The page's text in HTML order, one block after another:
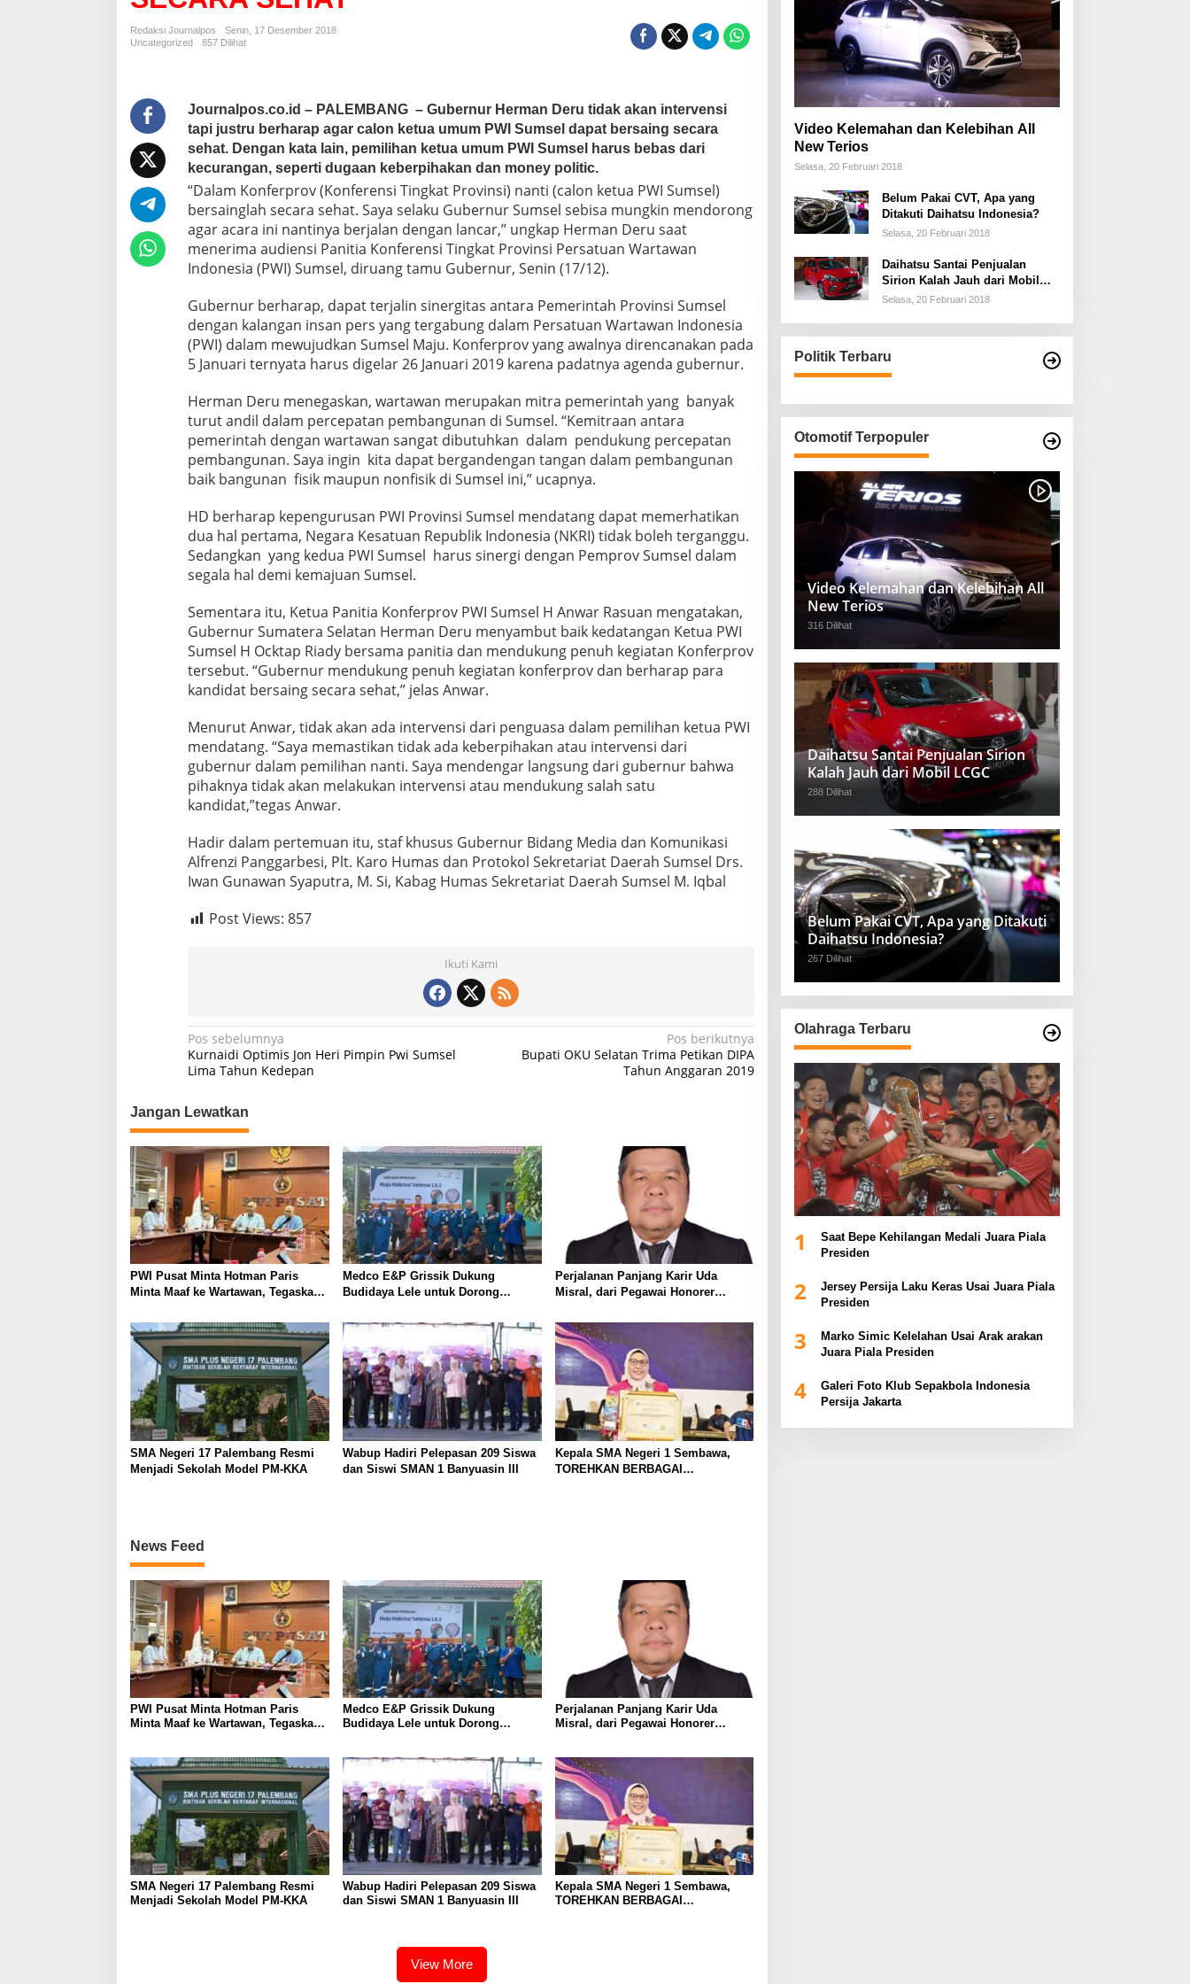
A
I
V
E
N
S
I
,
G
U
B
E
R
N
U
R
M
I
N
T
C
A
L
O
K
T
U
A
W
S
U
M
E
L
E
R
A
I
N
S
C
A
A
Redaksi Journalpos
Senin, 17 Desember 2018
Uncategorized
857 Dilihat
Journalpos.co.id – PALEMBANG – Gubernur Herman Deru tidak akan intervensi
tapi justru berharap agar calon ketua umum PWI Sumsel dapat bersaing secara
sehat. Dengan kata lain, pemilihan ketua umum PWI Sumsel harus bebas dari
kecurangan, seperti dugaan keberpihakan dan money politic.
“Dalam Konferprov (Konferensi Tingkat Provinsi) nanti (calon ketua PWI Sumsel)
bersainglah secara sehat. Saya selaku Gubernur Sumsel sebisa mungkin mendorong
agar acara ini nantinya berjalan dengan lancar,” ungkap Herman Deru saat
menerima audiensi Panitia Konferensi Tingkat Provinsi Persatuan Wartawan
Indonesia (PWI) Sumsel, diruang tamu Gubernur, Senin (17/12).
Gubernur berharap, dapat terjalin sinergitas antara Pemerintah Provinsi Sumsel
dengan kalangan insan pers yang tergabung dalam Persatuan Wartawan Indonesia
(PWI) dalam mewujudkan Sumsel Maju. Konferprov yang awalnya direncanakan pada
5 Januari ternyata harus digelar 26 Januari 2019 karena padatnya agenda gubernur.
Herman Deru menegaskan, wartawan merupakan mitra pemerintah yang banyak
turut andil dalam percepatan pembangunan di Sumsel. “Kemitraan antara
pemerintah dengan wartawan sangat dibutuhkan dalam pendukung percepatan
pembangunan. Saya ingin kita dapat bergandengan tangan dalam pembangunan
baik bangunan fisik maupun nonfisik di Sumsel ini,” ucapnya.
HD berharap kepengurusan PWI Provinsi Sumsel mendatang dapat memerhatikan
dua hal pertama, Negara Kesatuan Republik Indonesia (NKRI) tidak boleh terganggu.
Sedangkan yang kedua PWI Sumsel harus sinergi dengan Pemprov Sumsel dalam
segala hal demi kemajuan Sumsel.
Sementara itu, Ketua Panitia Konferprov PWI Sumsel H Anwar Rasuan mengatakan,
Gubernur Sumatera Selatan Herman Deru menyambut baik kedatangan Ketua PWI
Sumsel H Ocktap Riady bersama panitia dan mendukung penuh kegiatan Konferprov
tersebut. “Gubernur mendukung penuh kegiatan konferprov dan berharap para
kandidat bersaing secara sehat,” jelas Anwar.
Menurut Anwar, tidak akan ada intervensi dari penguasa dalam pemilihan ketua PWI
mendatang. “Saya memastikan tidak ada keberpihakan atau intervensi dari
gubernur dalam pemilihan nanti. Saya mendengar langsung dari gubernur bahwa
pihaknya tidak akan melakukan intervensi atau mendukung salah satu
kandidat,”tegas Anwar.
Hadir dalam pertemuan itu, staf khusus Gubernur Bidang Media dan Komunikasi
Alfrenzi Panggarbesi, Plt. Karo Humas dan Protokol Sekretariat Daerah Sumsel Drs.
Iwan Gunawan Syaputra, M. Si, Kabag Humas Sekretariat Daerah Sumsel M. Iqbal
Post Views: 857
Ikuti Kami
N
a
i
g
a
s
i
p
o
s
Pos sebelumnya
Kurnaidi Optimis Jon Heri Pimpin Pwi Sumsel
Lima Tahun Kedepan
Pos berikutnya
Bupati OKU Selatan Trima Petikan DIPA
Tahun Anggaran 2019
Jangan Lewatkan
PWI Pusat Minta Hotman Paris
Minta Maaf ke Wartawan, Tegaskan
Medco E&P Grissik Dukung
Budidaya Lele untuk Dorong
Perjalanan Panjang Karir Uda
Misral, dari Pegawai Honorer
Jabatan Struktural Eselon III
SMA Negeri 17 Palembang Resmi
Menjadi Sekolah Model PM-KKA
Wabup Hadiri Pelepasan 209 Siswa
dan Siswi SMAN 1 Banyuasin III
Kepala SMA Negeri 1 Sembawa,
TOREHKAN BERBAGAI
News Feed
PWI Pusat Minta Hotman Paris
Minta Maaf ke Wartawan, Tegaskan
Medco E&P Grissik Dukung
Budidaya Lele untuk Dorong
Perjalanan Panjang Karir Uda
Misral, dari Pegawai Honorer
SMA Negeri 17 Palembang Resmi
Menjadi Sekolah Model PM-KKA
Wabup Hadiri Pelepasan 209 Siswa
dan Siswi SMAN 1 Banyuasin III
Kepala SMA Negeri 1 Sembawa,
TOREHKAN BERBAGAI
View More
Video Kelemahan dan Kelebihan All
New Terios
Selasa, 20 Februari 2018
Belum Pakai CVT, Apa yang
Ditakuti Daihatsu Indonesia?
Selasa, 20 Februari 2018
Daihatsu Santai Penjualan
Sirion Kalah Jauh dari Mobil
LCGC
Selasa, 20 Februari 2018
Politik Terbaru
Otomotif Terpopuler
Video Kelemahan dan Kelebihan All
New Terios
316 Dilihat
Daihatsu Santai Penjualan Sirion
Kalah Jauh dari Mobil LCGC
288 Dilihat
Belum Pakai CVT, Apa yang Ditakuti
Daihatsu Indonesia?
267 Dilihat
Olahraga Terbaru
1
Saat Bepe Kehilangan Medali Juara Piala
Presiden
2
Jersey Persija Laku Keras Usai Juara Piala
Presiden
3
Marko Simic Kelelahan Usai Arak arakan
Juara Piala Presiden
4
Galeri Foto Klub Sepakbola Indonesia
Persija Jakarta